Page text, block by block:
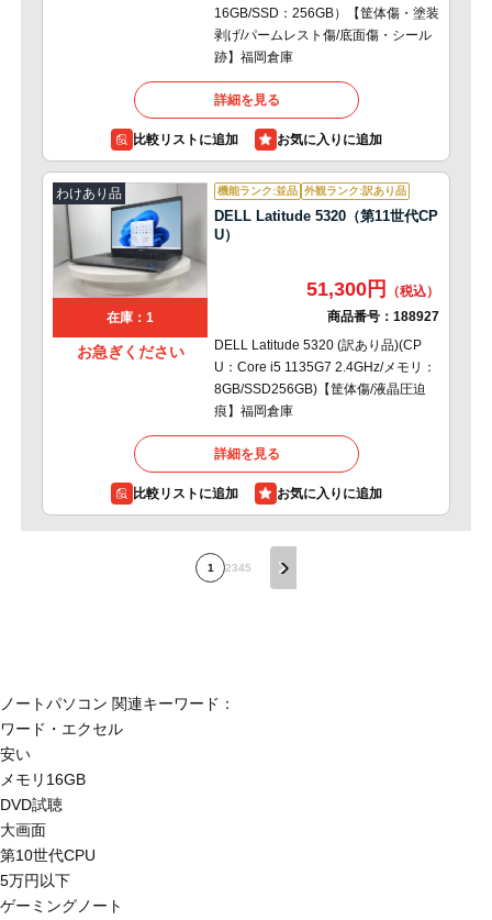
16GB/SSD：256GB）【筐体傷・塗装
剥げ/パームレスト傷/底面傷・シール
跡】福岡倉庫
詳細を見る
比較リストに追加
わけあり品
在庫：1
お急ぎください
機能ランク:並品 外観ランク:訳あり品
DELL Latitude 5320（第11世代CP
U）
51,300円
商品番号： 188927
DELL Latitude 5320 (訳あり品)(CP
U：Core i5 1135G7 2.4GHz/メモリ：
8GB/SSD256GB)【筐体傷/液晶圧迫
痕】福岡倉庫
詳細を見る
比較リストに追加
1 2345
ノートパソコン 関連キーワード：
ワード・エクセル
安い
メモリ16GB
DVD試聴
大画面
第10世代CPU
5万円以下
ゲーミングノート